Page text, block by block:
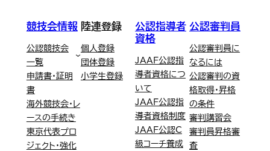
競技会情報
公認競技会
一覧
申請書・証明
書
海外競技会・レ
ースの手続き
東京代表プロ
ジェクト・強化
陸連登録
個人登録
団体登録
小学生登録
公認指導者
資格
JAAF公認指
導者資格につ
いて
JAAF公認指
導者資格制度
JAAF公認C
級コーチ養成
公認審判員
公認審判員に
なるには
公認審判の資
格取得・昇格
の条件
審判講習会
審判員昇格審
査